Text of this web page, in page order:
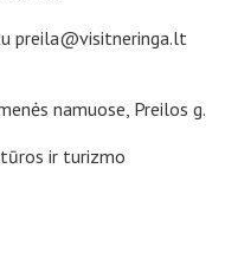
preila@visitneringa.lt
namuose, Preilos g.
ir turizmo